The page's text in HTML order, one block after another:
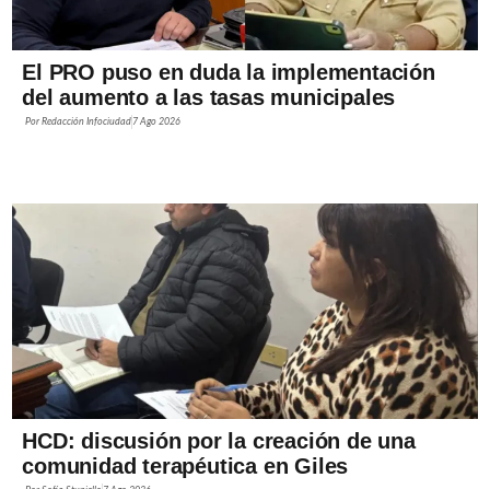
El PRO puso en duda la implementación
del aumento a las tasas municipales
PorRedacción Infociudad 7 Ago 2026
HCD: discusión por la creación de una
comunidad terapéutica en Giles